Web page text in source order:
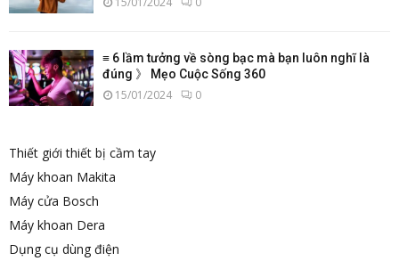
≡ 6 lầm tưởng về sòng bạc mà bạn luôn nghĩ là
đúng 》 Mẹo Cuộc Sống 360
15/01/2024 0
Thiết giới thiết bị cầm tay
Máy khoan Makita
Máy cửa Bosch
Máy khoan Dera
Dụng cụ dùng điện